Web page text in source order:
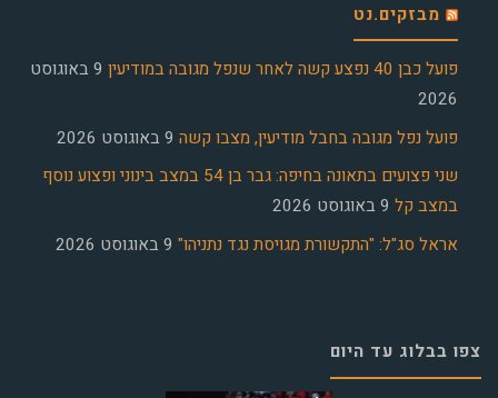
מבזקים.נט
פועל כבן 40 נפצע קשה לאחר שנפל מגובה במודיעין
9 באוגוסט
2026
פועל נפל מגובה בחבל מודיעין, מצבו קשה 9 באוגוסט 2026
שני פצועים בתאונה בחיפה: גבר בן 54 במצב בינוני ופצוע נוסף
במצב קל 9 באוגוסט 2026
אראל סג"ל: "התקשורת מגויסת נגד נתניהו" 9 באוגוסט 2026
צפו בבלוג עד היום